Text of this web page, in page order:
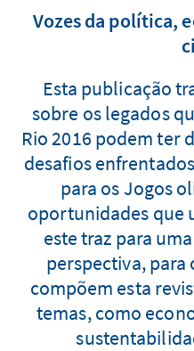
Vozes da política,
Esta publicação
sobre os legados
Rio 2016 podem ter
desafios
para os Jogos
oportunidades que
este traz para
perspectiva, para
compõem esta
temas, como